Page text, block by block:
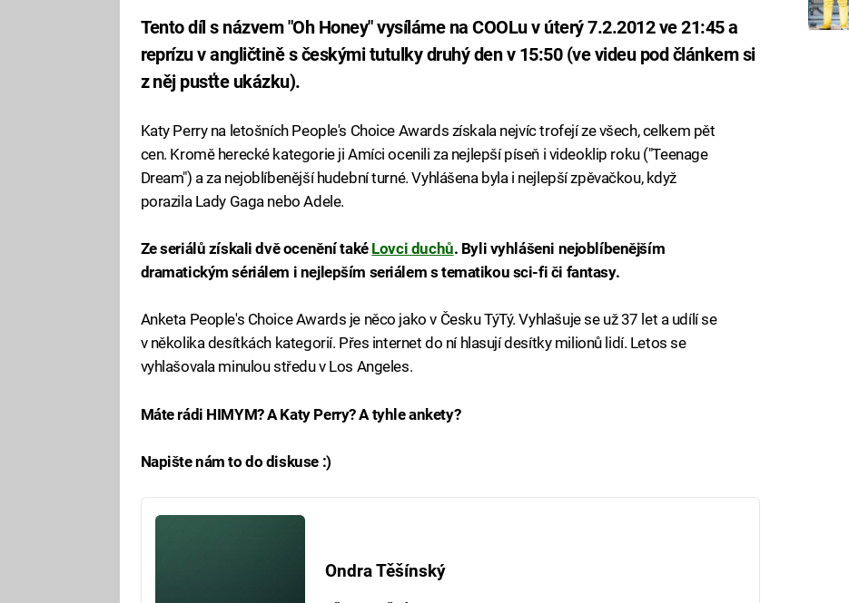
Tento díl s názvem "Oh Honey" vysíláme na COOLu v úterý 7.2.2012 ve 21:45 a
reprízu v angličtině s českými tutulky druhý den v 15:50 (ve videu pod článkem si
z něj pusťte ukázku).
Katy Perry na letošních People's Choice Awards získala nejvíc trofejí ze všech, celkem pět
cen. Kromě herecké kategorie ji Amíci ocenili za nejlepší píseň i videoklip roku ("Teenage
Dream") a za nejoblíbenější hudební turné. Vyhlášena byla i nejlepší zpěvačkou, když
porazila Lady Gaga nebo Adele.
Ze seriálů získali dvě ocenění také Lovci duchů. Byli vyhlášeni nejoblíbenějším
dramatickým sériálem i nejlepším seriálem s tematikou sci-fi či fantasy.
Anketa People's Choice Awards je něco jako v Česku TýTý. Vyhlašuje se už 37 let a udílí se
v několika desítkách kategorií. Přes internet do ní hlasují desítky milionů lidí. Letos se
vyhlašovala minulou středu v Los Angeles.
Máte rádi HIMYM? A Katy Perry? A tyhle ankety?
Napište nám to do diskuse :)
Ondra Těšínský